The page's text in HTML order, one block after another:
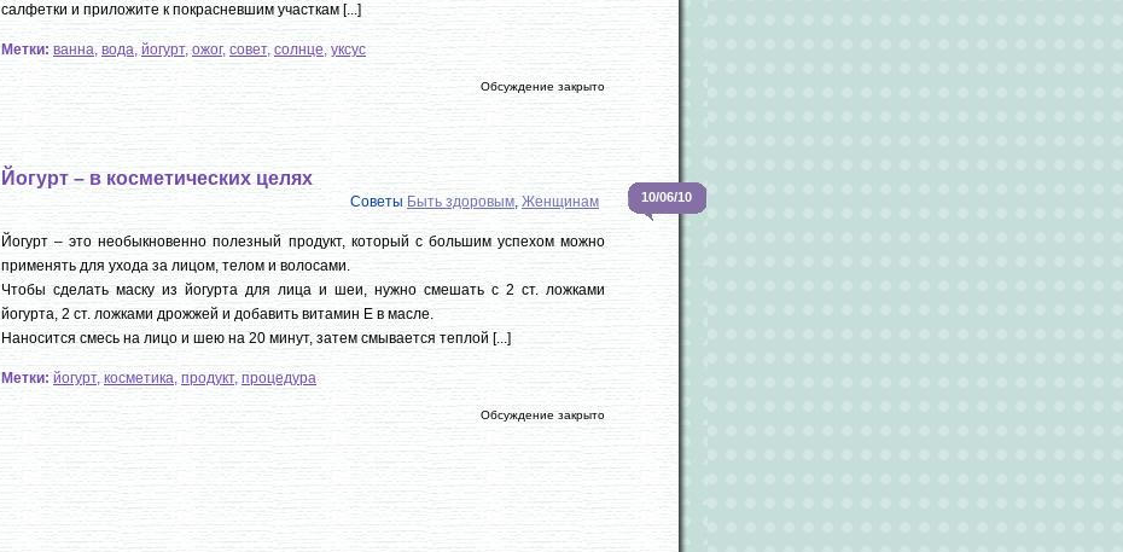
салфетки и приложите к покрасневшим участкам [...]
Метки: ванна, вода, йогурт, ожог, совет, солнце, уксус
Обсуждение закрыто
Йогурт – в косметических целях
Советы Быть здоровым, Женщинам 10/06/10
Йогурт – это необыкновенно полезный продукт, который с большим успехом можно
применять для ухода за лицом, телом и волосами.
Чтобы сделать маску из йогурта для лица и шеи, нужно смешать с 2 ст. ложками
йогурта, 2 ст. ложками дрожжей и добавить витамин Е в масле.
Наносится смесь на лицо и шею на 20 минут, затем смывается теплой [...]
Метки: йогурт, косметика, продукт, процедура
Обсуждение закрыто